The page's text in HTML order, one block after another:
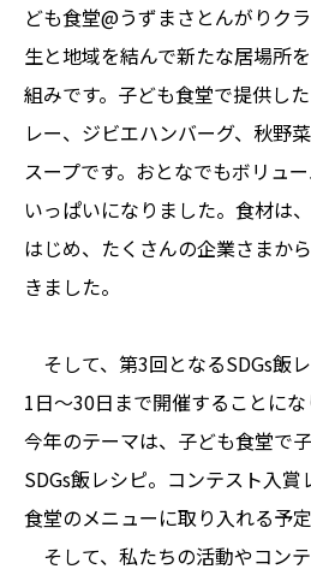
ども食堂@うずまさとんがりク
生と地域を結んで新たな居場所
組みです。子ども食堂で提供し
レー、ジビエハンバーグ、秋野
スープです。おとなでもボリュ
いっぱいになりました。食材は
はじめ、たくさんの企業さまか
きました。
そして、第3回となるSDGs飯
1日〜30日まで開催することにな
今年のテーマは、子ども食堂で
SDGs飯レシピ。コンテスト入
食堂のメニューに取り入れる予定
そして、私たちの活動やコン